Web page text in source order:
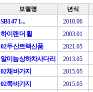
모델명 년식
SB147 1... 2018.06
하이랜더 휠 2003.01
02두산트랙신품 2021.05
알미늄상하차사다리 2013.05
02채바가지 2015.05
02쪽바가지 2015.05